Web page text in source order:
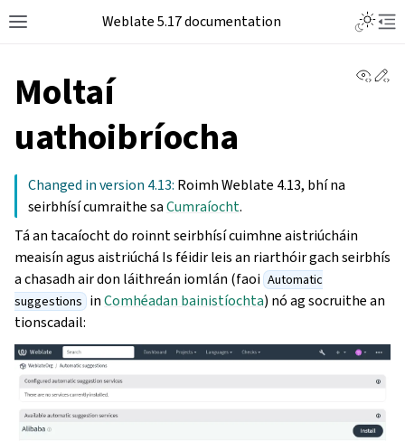
Weblate 5.17 documentation
Moltaí
uathoibríocha
Changed in version 4.13: Roimh Weblate 4.13, bhí na
seirbhísí cumraithe saCumraíocht.
Tá an tacaíocht do roinnt seirbhísí cuimhne aistriúcháin
meaisín agus aistriúchá Is féidir leis an riarthóir gach seirbhís
a chasadh air don láithreán iomlán (faoi Automatic
suggestions inComhéadan bainistíochta) nó ag socruithe an
tionscadail: